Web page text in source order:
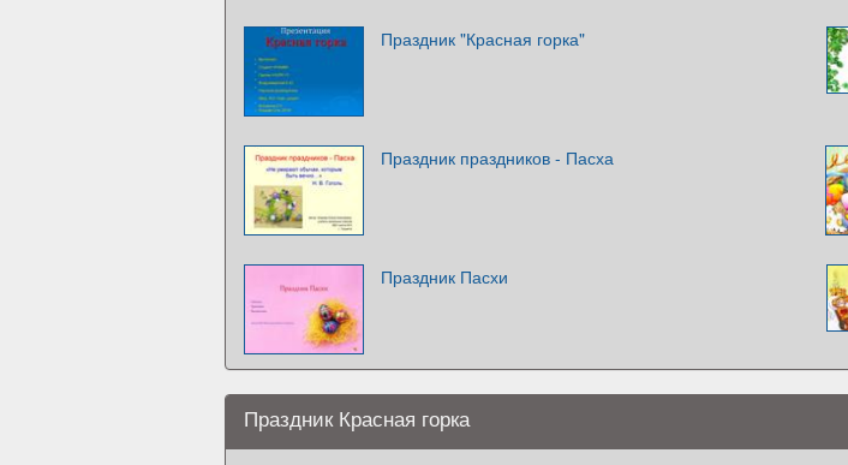
Праздник "Красная горка"
Праздник праздников - Пасха
Праздник Пасхи
Праздник Красная горка